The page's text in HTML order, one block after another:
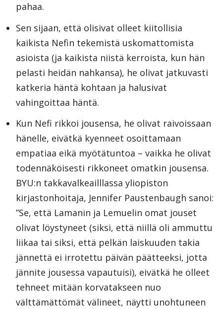
pahaa.
Sen sijaan, että olisivat olleet kiitollisia
kaikista Nefin tekemistä uskomattomista
asioista (ja kaikista niistä kerroista, kun hän
pelasti heidän nahkansa), he olivat jatkuvasti
katkeria häntä kohtaan ja halusivat
vahingoittaa häntä.
Kun Nefi rikkoi jousensa, he olivat raivoissaan
hänelle, eivätkä kyenneet osoittamaan
empatiaa eikä myötätuntoa – vaikka he olivat
todennäköisesti rikkoneet omatkin jousensa.
BYU:n takkavalkeailllassa yliopiston
kirjastonhoitaja, Jennifer Paustenbaugh sanoi:
”Se, että Lamanin ja Lemuelin omat jouset
olivat löystyneet (siksi, että niillä oli ammuttu
liikaa tai siksi, että pelkän laiskuuden takia
jännettä ei irrotettu päivän päätteeksi, jotta
jännite jousessa vapautuisi), eivätkä he olleet
tehneet mitään korvatakseen nuo
välttämättömät välineet, näytti unohtuneen